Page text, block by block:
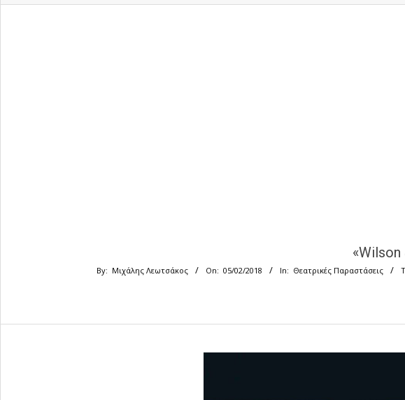
By: Μιχάλης Λεωτσάκος On: 05/02/2018 In: Θεατρικές Παραστάσεις